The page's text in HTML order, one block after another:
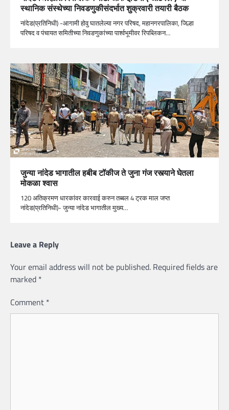
स्थानिक संस्थेच्या निवडणुकीसंदर्भात शुक्रवारी तयारी बैठक
नांदेड(प्रतिनिधी) -आगामी होवु घातलेल्या नगर परिषद, महानगरपालिका, जिल्हा
परिषद व पंचायत समितीच्या निवडणुकांच्या पार्श्वभूमीवर रिपब्लिकन…
जुन्या नांदेड भागातील हबीब टॉकीज ते जुना गंज रस्त्याने घेतला
मोकळा श्वास
120 अतिक्रमण धारकांवर कारवाई करुन तब्बल 4 ट्रक माल जप्त
नांदेड(प्रतिनिधी)- जुन्या नांदेड भागातील मुख्य…
Leave a Reply
Your email address will not be published. Required fields are
marked *
Comment *